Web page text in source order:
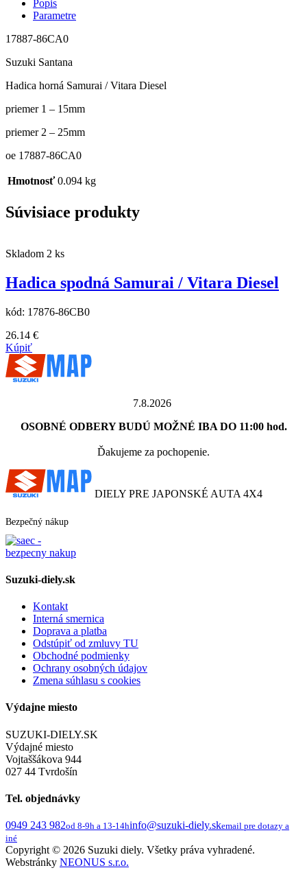
Popis
Parametre
17887-86CA0
Suzuki Santana
Hadica horná Samurai / Vitara Diesel
priemer 1 – 15mm
priemer 2 – 25mm
oe 17887-86CA0
Hmotnosť 0.094 kg
Súvisiace produkty
Skladom 2 ks
Hadica spodná Samurai / Vitara Diesel
kód: 17876-86CB0
26.14 €
Kúpiť
7.8.2026
OSOBNÉ ODBERY BUDÚ MOŽNÉ IBA DO 11:00 hod.
Ďakujeme za pochopenie.
DIELY PRE JAPONSKÉ AUTA 4X4
Bezpečný nákup
Suzuki-diely.sk
Kontakt
Interná smernica
Doprava a platba
Odstúpiť od zmluvy TU
Obchodné podmienky
Ochrany osobných údajov
Zmena súhlasu s cookies
Výdajne miesto
SUZUKI-DIELY.SK
Výdajné miesto
Vojtaššákova 944
027 44 Tvrdošín
Tel. objednávky
0949 243 982od 8-9h a 13-14hinfo@suzuki-diely.skemail pre dotazy a
iné
Copyright © 2026 Suzuki diely. Všetky práva vyhradené.
Webstránky NEONUS s.r.o.